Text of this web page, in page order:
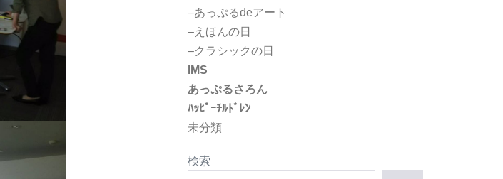
–あっぷるdeアート
–えほんの日
–クラシックの日
IMS
あっぷるさろん
ﾊｯﾋﾟｰﾁﾙﾄﾞﾚﾝ
未分類
検索